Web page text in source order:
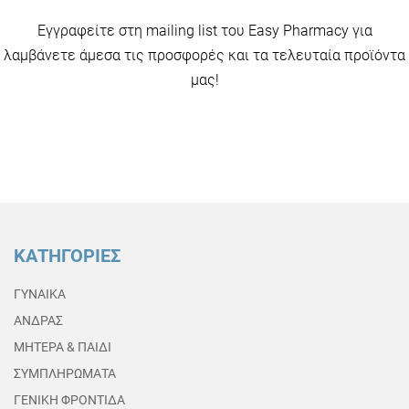
Εγγραφείτε στη mailing list του Easy Pharmacy για
λαμβάνετε άμεσα τις προσφορές και τα τελευταία προϊόντα
μας!
ΚΑΤΗΓΟΡΙΕΣ
ΓΥΝΑΙΚΑ
ΑΝΔΡΑΣ
ΜΗΤΕΡΑ & ΠΑΙΔΙ
ΣΥΜΠΛΗΡΩΜΑΤΑ
ΓΕΝΙΚΗ ΦΡΟΝΤΙΔΑ